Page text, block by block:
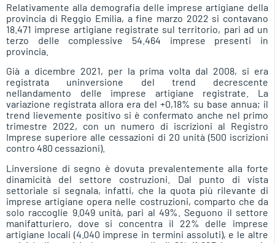
Relativamente alla demografia delle imprese artigiane della
provincia di Reggio Emilia, a fine marzo 2022 si contavano
18.471 imprese artigiane registrate sul territorio, pari ad un
terzo delle complessive 54.464 imprese presenti in
provincia.
Già a dicembre 2021, per la prima volta dal 2008, si era
registrata uninversione del trend decrescente
nellandamento delle imprese artigiane registrate. La
variazione registrata allora era del +0,18% su base annua; il
trend lievemente positivo si è confermato anche nel primo
trimestre 2022, con un numero di iscrizioni al Registro
Imprese superiore alle cessazioni di 20 unità (500 iscrizioni
contro 480 cessazioni).
Linversione di segno è dovuta prevalentemente alla forte
dinamicità del settore costruzioni. Dal punto di vista
settoriale si segnala, infatti, che la quota più rilevante di
imprese artigiane opera nelle costruzioni, comparto che da
solo raccoglie 9.049 unità, pari al 49%. Seguono il settore
manifatturiero, dove si concentra il 22% delle imprese
artigiane locali (4.040 imprese in termini assoluti), e le altre